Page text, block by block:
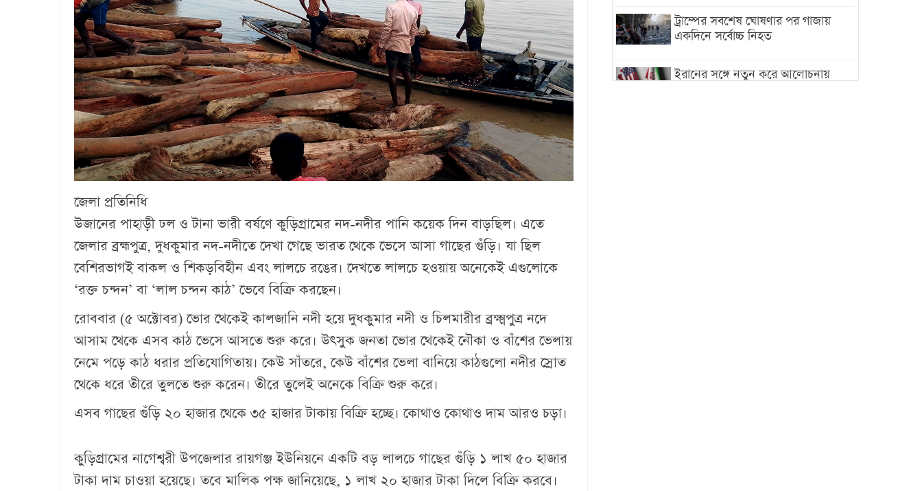
জেলা প্রতিনিধি
‎উজানের পাহাড়ী ঢল ও টানা ভারী বর্ষণে কুড়িগ্রামের নদ-নদীর পানি কয়েক দিন বাড়ছিল। এতে
জেলার ব্রহ্মপুত্র, দুধকুমার নদ-নদীতে দেখা গেছে ভারত থেকে ভেসে আসা গাছের গুঁড়ি। যা ছিল
বেশিরভাগই বাকল ও শিকড়বিহীন এবং লালচে রঙের। দেখতে লালচে হওয়ায় অনেকেই এগুলোকে
‘রক্ত চন্দন’ বা ‘লাল চন্দন কাঠ’ ভেবে বিক্রি করছেন।‎
‎রোববার (৫ অক্টোবর) ভোর থেকেই কালজানি নদী হয়ে দুধকুমার নদী ও চিলমারীর ব্রক্ষ্মপুত্র নদে
আসাম থেকে এসব কাঠ ভেসে আসতে শুরু করে। উৎসুক জনতা ভোর থেকেই নৌকা ও বাঁশের ভেলায়
নেমে পড়ে কাঠ ধরার প্রতিযোগিতায়। কেউ সাঁতরে, কেউ বাঁশের ভেলা বানিয়ে কাঠগুলো নদীর স্রোত
থেকে ধরে তীরে তুলতে শুরু করেন। তীরে তুলেই অনেকে বিক্রি শুরু করে।
‎এসব গাছের গুঁড়ি ২০ হাজার থেকে ৩৫ হাজার টাকায় বিক্রি হচ্ছে। কোথাও কোথাও দাম আরও চড়া।
কুড়িগ্রামের নাগেশ্বরী উপজেলার রায়গঞ্জ ইউনিয়নে একটি বড় লালচে গাছের গুঁড়ি ১ লাখ ৫০ হাজার
টাকা দাম চাওয়া হয়েছে। তবে মালিক পক্ষ জানিয়েছে, ১ লাখ ২০ হাজার টাকা দিলে বিক্রি করবে।
ট্রাম্পের সবশেষ ঘোষণার পর গাজায়
একদিনে সর্বোচ্চ নিহত
ইরানের সঙ্গে নতুন করে আলোচনায়